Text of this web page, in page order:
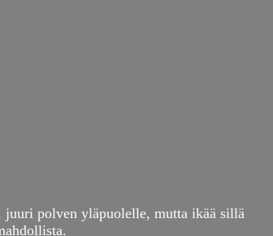
polven yläpuolelle, mutta ikää sillä